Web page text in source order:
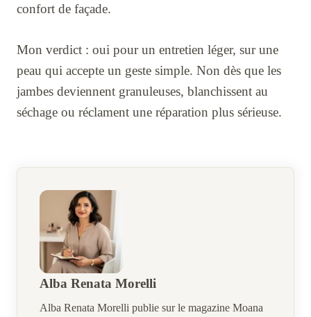
confort de façade.
Mon verdict : oui pour un entretien léger, sur une
peau qui accepte un geste simple. Non dès que les
jambes deviennent granuleuses, blanchissent au
séchage ou réclament une réparation plus sérieuse.
Alba Renata Morelli
Alba Renata Morelli publie sur le magazine Moana